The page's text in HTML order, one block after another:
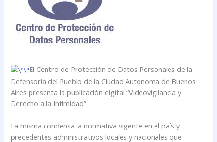
El Centro de Protección de Datos Personales de la
Defensoría del Pueblo de la Ciudad Autónoma de Buenos
Aires presenta la publicación digital “Videovigilancia y
Derecho a la Intimidad”.
La misma condensa la normativa vigente en el país y
precedentes administrativos locales y nacionales que